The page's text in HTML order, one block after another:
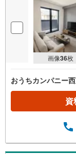
画像36枚
おうちカンパニー
資